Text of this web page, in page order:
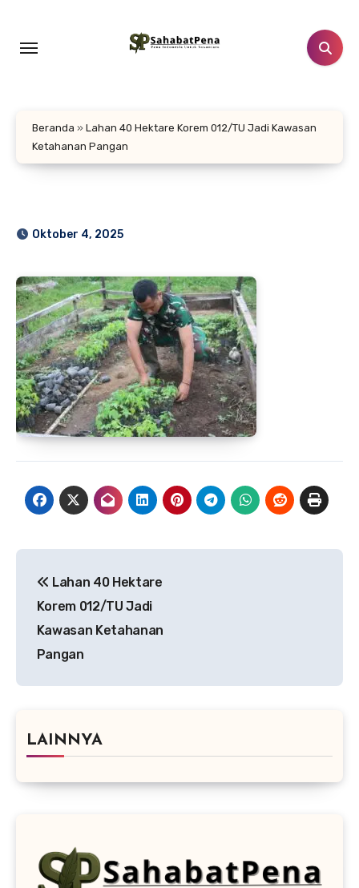
konten
Beranda » Lahan 40 Hektare Korem 012/TU Jadi Kawasan
Ketahanan Pangan
Oktober 4, 2025
pos
Lahan 40 Hektare
Korem 012/TU Jadi
Kawasan Ketahanan
Pangan
LAINNYA